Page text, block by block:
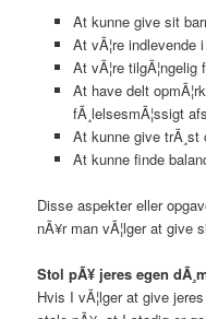
At kunne give sit
At vÃ¦re indlevende
At vÃ¦re tilgÃ¦ngelig
At have delt
fÃ¸lelsesmÃ¦ssigt
At kunne give
At kunne finde
Disse aspekter eller
nÃ¥r man vÃ¦lger at give
Stol pÃ¥ jeres egen
Hvis I vÃ¦lger at give